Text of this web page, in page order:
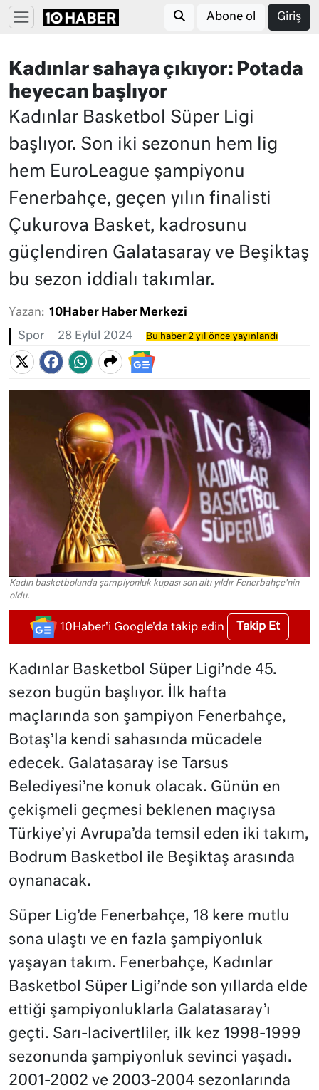
Abone ol Giriş
Kadınlar sahaya çıkıyor: Potada
heyecan başlıyor
Kadınlar Basketbol Süper Ligi
başlıyor. Son iki sezonun hem lig
hem EuroLeague şampiyonu
Fenerbahçe, geçen yılın finalisti
Çukurova Basket, kadrosunu
güçlendiren Galatasaray ve Beşiktaş
bu sezon iddialı takımlar.
Yazan: 10Haber Haber Merkezi
Spor 28 Eylül 2024 Bu haber 2 yıl önce yayınlandı
Kadın basketbolunda şampiyonluk kupası son altı yıldır Fenerbahçe'nin
oldu.
10Haber'i Google'da takip edin Takip Et
Kadınlar Basketbol Süper Ligi’nde 45.
sezon bugün başlıyor. İlk hafta
maçlarında son şampiyon Fenerbahçe,
Botaş’la kendi sahasında mücadele
edecek. Galatasaray ise Tarsus
Belediyesi’ne konuk olacak. Günün en
çekişmeli geçmesi beklenen maçıysa
Türkiye’yi Avrupa’da temsil eden iki takım,
Bodrum Basketbol ile Beşiktaş arasında
oynanacak.
Süper Lig’de Fenerbahçe, 18 kere mutlu
sona ulaştı ve en fazla şampiyonluk
yaşayan takım. Fenerbahçe, Kadınlar
Basketbol Süper Ligi’nde son yıllarda elde
ettiği şampiyonluklarla Galatasaray’ı
geçti. Sarı-lacivertliler, ilk kez 1998-1999
sezonunda şampiyonluk sevinci yaşadı.
2001-2002 ve 2003-2004 sezonlarında